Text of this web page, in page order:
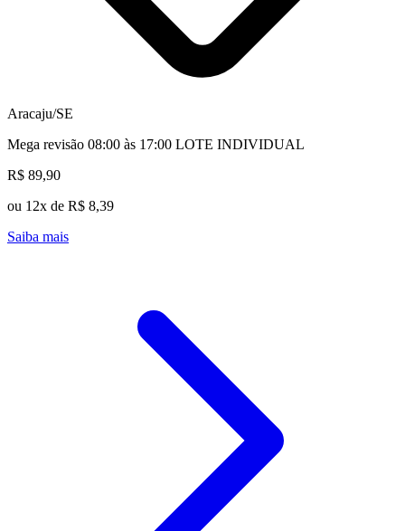
Aracaju/SE
Mega revisão 08:00 às 17:00 LOTE INDIVIDUAL
R$ 89,90
ou 12x de R$ 8,39
Saiba mais